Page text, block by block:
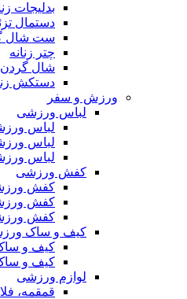
بدلیجات
دستمال
ست شال
چتر زنانه
شال گردن
دستکش
ورزش و سفر
لباس ورزشی
لباس
لباس
لباس
کفش ورزشی
کفش
کفش
کفش
کیف و ساک
کیف و
کیف و
لوازم ورزشی
قمقمه،